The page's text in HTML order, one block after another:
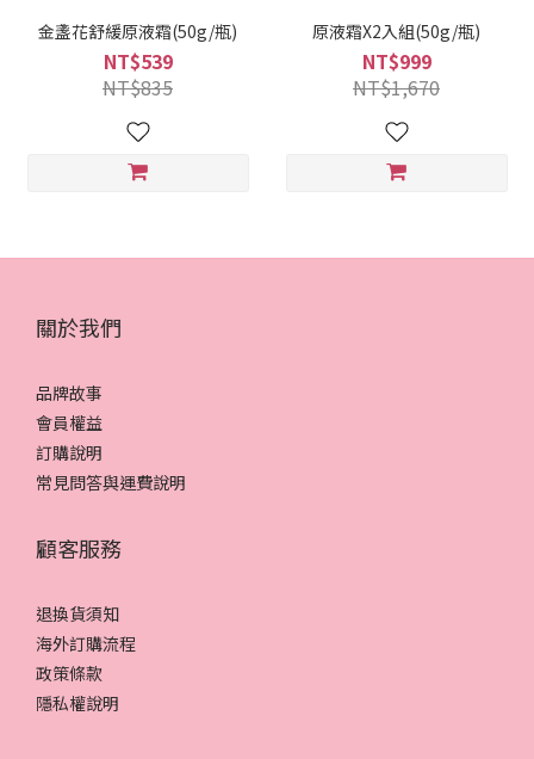
金盞花舒緩原液霜(50g/瓶)
NT$539
NT$835
原液霜X2入組(50g/瓶)
NT$999
NT$1,670
關於我們
品牌故事
會員權益
訂購說明
常見問答與運費說明
顧客服務
退換貨須知
海外訂購流程
政策條款
隱私權說明